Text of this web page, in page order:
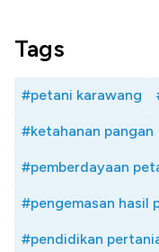
Tags
#petani karawang
#ketahanan pangan
#pemberdayaan
#pengemasan hasil
#pendidikan